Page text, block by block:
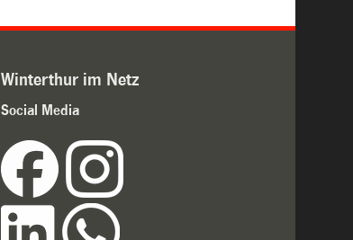
Winterthur im Netz
Social Media